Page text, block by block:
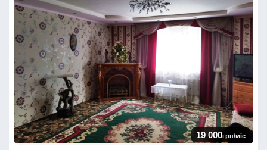
19 000грн/міс